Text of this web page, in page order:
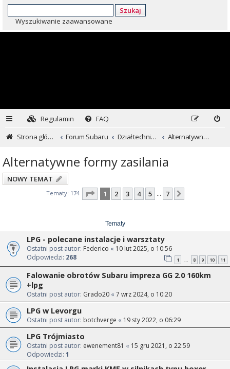
Szukaj
Wyszukiwanie zaawansowane
Regulamin
FAQ
Strona główna
Forum Subaru Dział techniczny ...czyli dla kochających inaczej Alternatywne formy zasilania
Alternatywne formy zasilania
NOWY TEMAT
Tematy: 174 Strona z7
1 2 3 4 5 … 7
Tematy
LPG - polecane instalacje i warsztaty
Ostatni post autor: Federico « 10 lut 2025, o 10:56
Odpowiedzi: 268 1 … 8 9 10 11
Falowanie obrotów Subaru impreza GG 2.0 160km
+lpg
Ostatni post autor: Grado20 « 7 wrz 2024, o 10:20
LPG w Levorgu
Ostatni post autor: botchverge « 19 sty 2022, o 06:29
LPG Trójmiasto
Ostatni post autor: ewenement81 « 15 gru 2021, o 22:59
Odpowiedzi: 1